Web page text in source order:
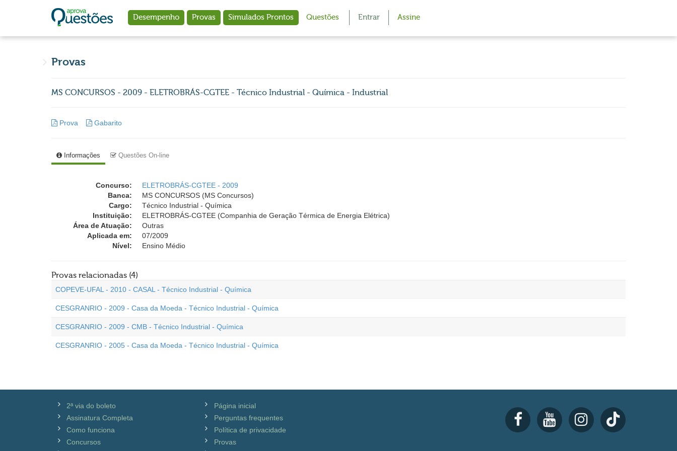
Desempenho Provas Simulados Prontos Questões Entrar Assine
Provas
MS CONCURSOS - 2009 - ELETROBRÁS-CGTEE - Técnico Industrial - Química - Industrial
Prova Gabarito
Informações Questões On-line
Concurso:
ELETROBRÁS-CGTEE - 2009
Banca:
MS CONCURSOS (MS Concursos)
Cargo:
Técnico Industrial - Química
Instituição:
ELETROBRÁS-CGTEE (Companhia de Geração Térmica de Energia Elétrica)
Área de Atuação:
Outras
Aplicada em:
07/2009
Nível:
Ensino Médio
Provas relacionadas (4)
COPEVE-UFAL - 2010 - CASAL - Técnico Industrial - Química
CESGRANRIO - 2009 - Casa da Moeda - Técnico Industrial - Química
CESGRANRIO - 2009 - CMB - Técnico Industrial - Química
CESGRANRIO - 2005 - Casa da Moeda - Técnico Industrial - Química
2ª via do boleto
Assinatura Completa
Como funciona
Concursos
Página inicial
Perguntas frequentes
Política de privacidade
Provas